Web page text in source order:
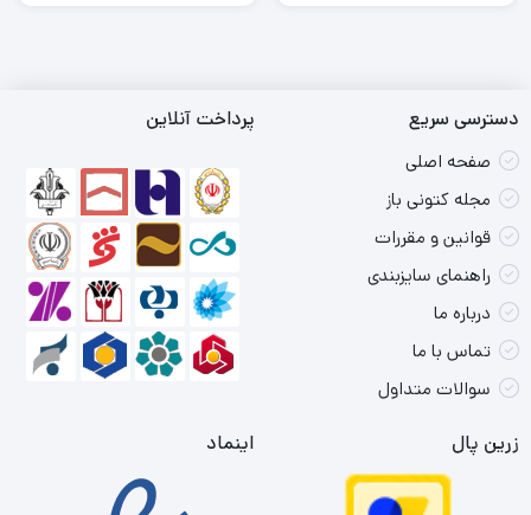
دسترسی سریع
صفحه اصلی
مجله کتونی باز
قوانین و مقررات
راهنمای سایزبندی
درباره ما
تماس با ما
سوالات متداول
پرداخت آنلاین
زرین پال اینماد